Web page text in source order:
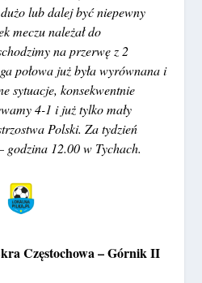
lub dalej być niepewny
meczu należał do
na przerwę z 2
połowa już była wyrównana i
sytuacje, konsekwentnie
4-1 i już tylko mały
Polski. Za tydzień
godzina 12.00 w Tychach.
Częstochowa – Górnik II